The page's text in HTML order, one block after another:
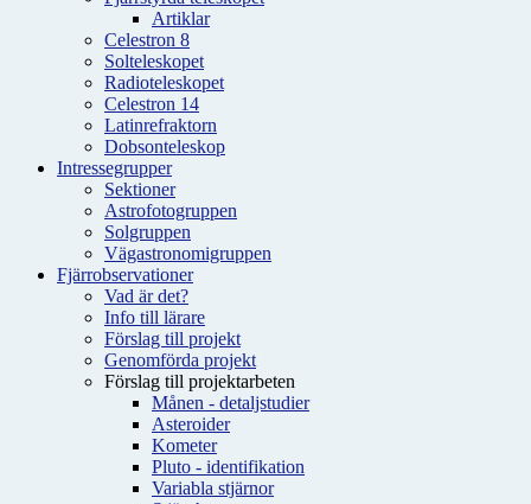
Artiklar
Celestron 8
Solteleskopet
Radioteleskopet
Celestron 14
Latinrefraktorn
Dobsonteleskop
Intressegrupper
Sektioner
Astrofotogruppen
Solgruppen
Vägastronomigruppen
Fjärrobservationer
Vad är det?
Info till lärare
Förslag till projekt
Genomförda projekt
Förslag till projektarbeten
Månen - detaljstudier
Asteroider
Kometer
Pluto - identifikation
Variabla stjärnor